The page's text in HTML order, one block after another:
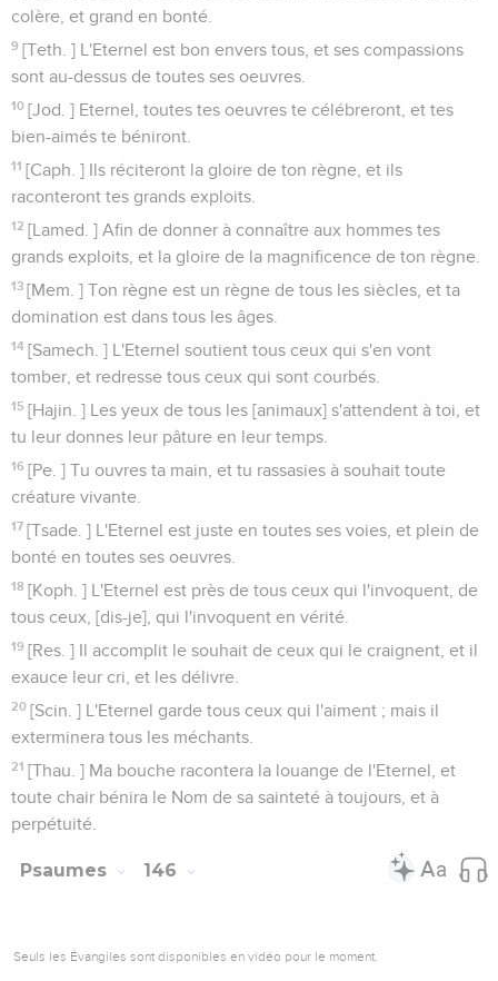
colère, et grand en bonté.
9 [Teth. ] L'Eternel est bon envers tous, et ses compassions
sont au-dessus de toutes ses oeuvres.
10 [Jod. ] Eternel, toutes tes oeuvres te célébreront, et tes
bien-aimés te béniront.
11 [Caph. ] Ils réciteront la gloire de ton règne, et ils
raconteront tes grands exploits.
12 [Lamed. ] Afin de donner à connaître aux hommes tes
grands exploits, et la gloire de la magnificence de ton règne.
13 [Mem. ] Ton règne est un règne de tous les siècles, et ta
domination est dans tous les âges.
14 [Samech. ] L'Eternel soutient tous ceux qui s'en vont
tomber, et redresse tous ceux qui sont courbés.
15 [Hajin. ] Les yeux de tous les [animaux] s'attendent à toi, et
tu leur donnes leur pâture en leur temps.
16 [Pe. ] Tu ouvres ta main, et tu rassasies à souhait toute
créature vivante.
17 [Tsade. ] L'Eternel est juste en toutes ses voies, et plein de
bonté en toutes ses oeuvres.
18 [Koph. ] L'Eternel est près de tous ceux qui l'invoquent, de
tous ceux, [dis-je], qui l'invoquent en vérité.
19 [Res. ] Il accomplit le souhait de ceux qui le craignent, et il
exauce leur cri, et les délivre.
20 [Scin. ] L'Eternel garde tous ceux qui l'aiment ; mais il
exterminera tous les méchants.
21 [Thau. ] Ma bouche racontera la louange de l'Eternel, et
toute chair bénira le Nom de sa sainteté à toujours, et à
perpétuité.
Psaumes 146
Seuls les Évangiles sont disponibles en vidéo pour le moment.